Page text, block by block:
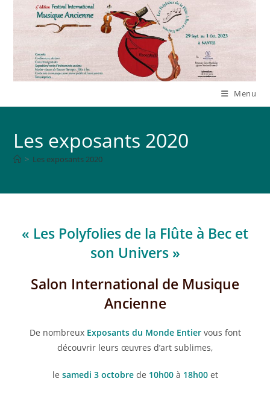
Menu
Les exposants 2020
> Les exposants 2020
« Les Polyfolies de la Flûte à Bec et
son Univers »
Salon International de Musique
Ancienne
De nombreux Exposants du Monde Entier vous font
découvrir leurs œuvres d’art sublimes,
le samedi 3 octobre de 10h00à 18h00et